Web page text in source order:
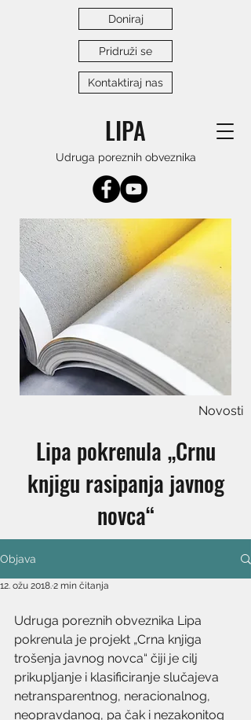
LIPA
Udruga poreznih obveznika
Doniraj
Pridruži se
Kontaktiraj nas
Novosti
Lipa pokrenula „Crnu
knjigu rasipanja javnog
novca“
Objava
12. ožu 2018.2 min čitanja
Udruga poreznih obveznika Lipa
pokrenula je projekt „Crna knjiga
trošenja javnog novca“ čiji je cilj
prikupljanje i klasificiranje slučajeva
netransparentnog, neracionalnog,
neopravdanog, pa čak i nezakonitog